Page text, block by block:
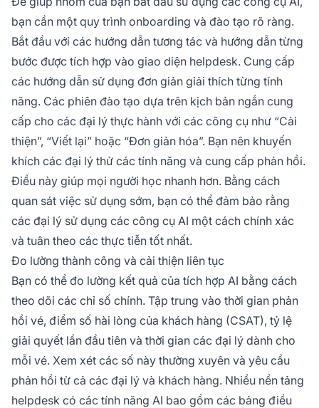
bạn cần một quy trình onboarding và đào tạo rõ ràng.
Bắt đầu với các hướng dẫn tương tác và hướng dẫn từng
bước được tích hợp vào giao diện helpdesk. Cung cấp
các hướng dẫn sử dụng đơn giản giải thích từng tính
năng. Các phiên đào tạo dựa trên kịch bản ngắn cung
cấp cho các đại lý thực hành với các công cụ như “Cải
thiện”, “Viết lại” hoặc “Đơn giản hóa”. Bạn nên khuyến
khích các đại lý thử các tính năng và cung cấp phản hồi.
Điều này giúp mọi người học nhanh hơn. Bằng cách
quan sát việc sử dụng sớm, bạn có thể đảm bảo rằng
các đại lý sử dụng các công cụ AI một cách chính xác
và tuân theo các thực tiễn tốt nhất.
Đo lường thành công và cải thiện liên tục
Bạn có thể đo lường kết quả của tích hợp AI bằng cách
theo dõi các chỉ số chính. Tập trung vào thời gian phản
hồi vé, điểm số hài lòng của khách hàng (CSAT), tỷ lệ
giải quyết lần đầu tiên và thời gian các đại lý dành cho
mỗi vé. Xem xét các số này thường xuyên và yêu cầu
phản hồi từ cả các đại lý và khách hàng. Nhiều nền tảng
helpdesk có các tính năng AI bao gồm các bảng điều